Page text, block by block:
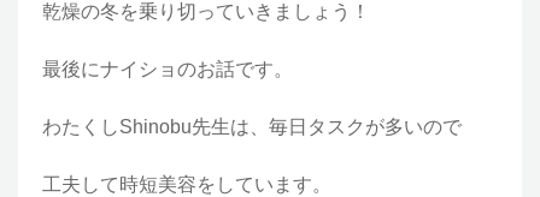
乾燥の冬を乗り切っていきましょう！
最後にナイショのお話です。
わたくしShinobu先生は、毎日タスクが多いので
工夫して時短美容をしています。